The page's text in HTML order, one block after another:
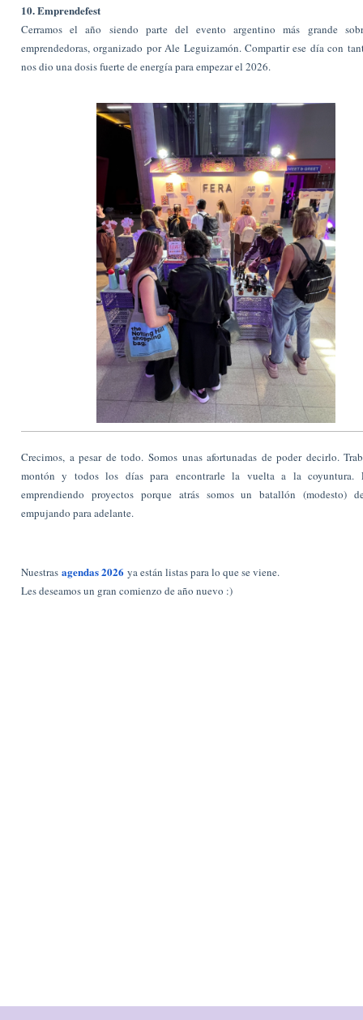
10. Emprendefest
Cerramos el año siendo parte del evento argentino más grande
emprendedoras, organizado por Ale Leguizamón. Compartir ese día con
nos dio una dosis fuerte de energía para empezar el 2026.
Crecimos, a pesar de todo. Somos unas afortunadas de poder decirlo.
montón y todos los días para encontrarle la vuelta a la coyuntura.
emprendiendo proyectos porque atrás somos un batallón (modesto)
empujando para adelante.
Nuestras agendas 2026 ya están listas para lo que se viene.
Les deseamos un gran comienzo de año nuevo :)